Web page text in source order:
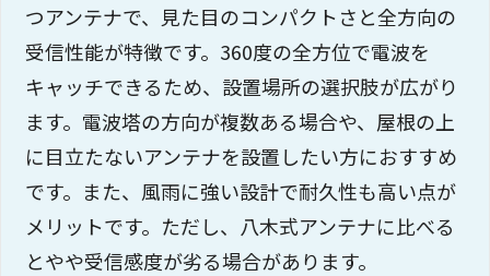
つアンテナで、見た目のコンパクトさと全方向の
受信性能が特徴です。360度の全方位で電波を
キャッチできるため、設置場所の選択肢が広がり
ます。電波塔の方向が複数ある場合や、屋根の上
に目立たないアンテナを設置したい方におすすめ
です。また、風雨に強い設計で耐久性も高い点が
メリットです。ただし、八木式アンテナに比べる
とやや受信感度が劣る場合があります。